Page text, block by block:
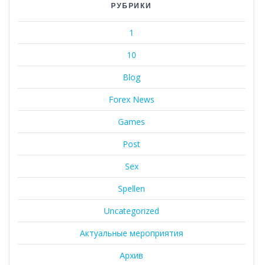
РУБРИКИ
1
10
Blog
Forex News
Games
Post
Sex
Spellen
Uncategorized
Актуальные мероприятия
Архив